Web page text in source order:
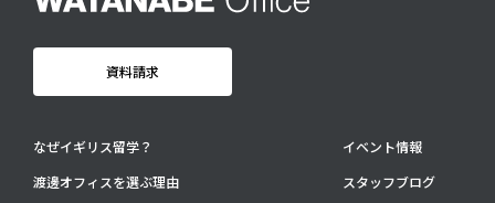
アクセス
プライバシーポリシー
採用情報
資料請求
なぜイギリス留学？
渡邊オフィスを選ぶ理由
イベント情報
スタッフブログ